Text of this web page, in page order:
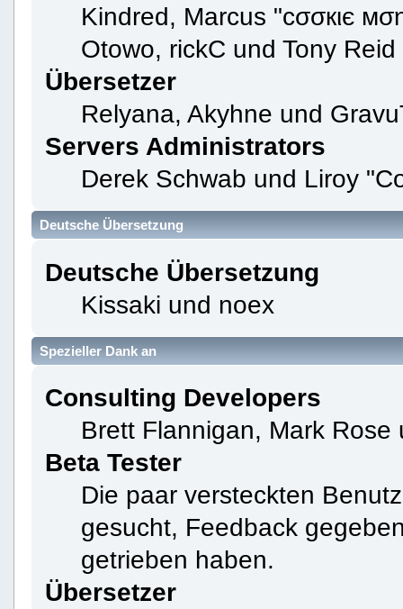
Kindred, Marcus "cσσкιє
Otowo, rickC und Tony Reid
Übersetzer
Relyana, Akyhne und
Servers Administrators
Derek Schwab und Liroy
Deutsche Übersetzung
Deutsche Übersetzung
Kissaki und noex
Spezieller Dank an
Consulting Developers
Brett Flannigan, Mark
Beta Tester
Die paar versteckten
gesucht, Feedback
getrieben haben.
Übersetzer